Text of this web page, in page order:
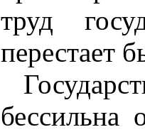
труд
перестает
бессильна